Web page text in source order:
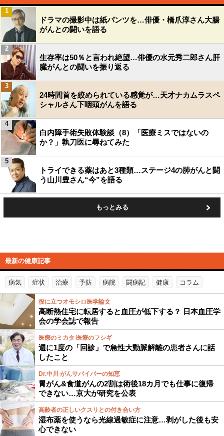
ドラマの撮影中は紙パンツを…俳優・橋爪淳さん大腸
がんとの闘いを語る
1
生存率は50％と言われ絶望…俳優の水元秀二郎さん肝
臓がんとの闘いを振り返る
2
24時間首を絞められている感覚が…天才ナカムラスペ
シャルさん下咽頭がんを語る
3
白内障手術失敗体験談（8）「医療ミスではないの
か？」執刀医に尋ねてみた
4
トライできる薬はあと3種類…ステージ4の肺がんと闘
う山川豊さん“今”を語る
5
もっとみる
最新の健康記事
病気 症状 治療 予防 病院 闘病記 健康 コラム
役に立つオモシロ医学論文
高断熱住宅に転居すると血圧が低下する？ 日本血圧学
会の学会誌で報告
医療のミカタ 医療のフシギ
週に1度の「回診」で急性大動脈解離の患者さんに話
したこと
Dr.中川 がんサバイバーの知恵
胃がん&食道がんの2割は術後18カ月でも仕事に復帰
できない…京大が研究を公表
高齢者の正しいクスリとの付き合い方
湿布薬を使うなら光線過敏症に注意…剥がした後も安
心できない